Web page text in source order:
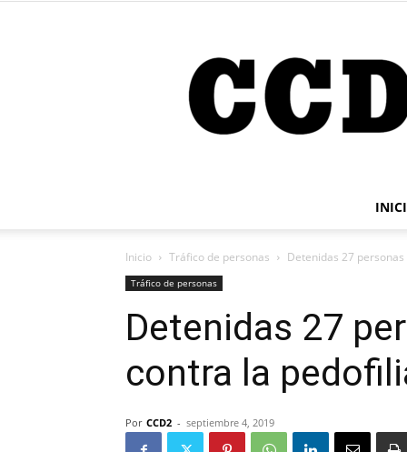
Inicio Tráfico de personas Detenidas 27
Tráfico de personas
Detenidas 27
contra la
Por CCD2 - septiembre 4, 2019